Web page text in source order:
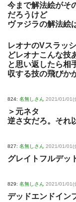
今まで解法絵がそ
だろうけど
ヴァジラの解法絵
レオナのVスラッ
どレオナこんな技
と思い返したら相
収する技の飛びか
824: 名無しさん 2021/01/01(
＞元ネタ
逆さ女だろ。それ
827: 名無しさん 2021/01/01(
グレイトフルデッ
829: 名無しさん 2021/01/01(
デッドエンドイン